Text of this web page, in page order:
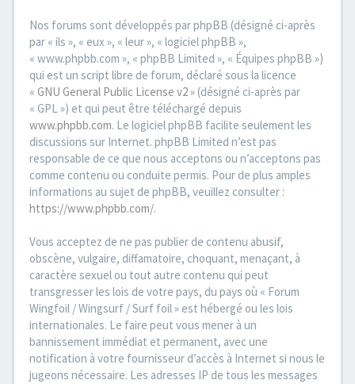
Nos forums sont développés par phpBB (désigné ci-après
par « ils », « eux », « leur », « logiciel phpBB »,
« www.phpbb.com », « phpBB Limited », « Équipes phpBB »)
qui est un script libre de forum, déclaré sous la licence
« GNU General Public License v2» (désigné ci-après par
« GPL ») et qui peut être téléchargé depuis
www.phpbb.com. Le logiciel phpBB facilite seulement les
discussions sur Internet. phpBB Limited n’est pas
responsable de ce que nous acceptons ou n’acceptons pas
comme contenu ou conduite permis. Pour de plus amples
informations au sujet de phpBB, veuillez consulter :
https://www.phpbb.com/.
Vous acceptez de ne pas publier de contenu abusif,
obscène, vulgaire, diffamatoire, choquant, menaçant, à
caractère sexuel ou tout autre contenu qui peut
transgresser les lois de votre pays, du pays où « Forum
Wingfoil / Wingsurf / Surf foil » est hébergé ou les lois
internationales. Le faire peut vous mener à un
bannissement immédiat et permanent, avec une
notification à votre fournisseur d’accès à Internet si nous le
jugeons nécessaire. Les adresses IP de tous les messages